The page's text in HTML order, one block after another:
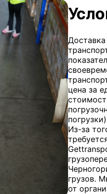
цена за
Из-за
грузов.
от